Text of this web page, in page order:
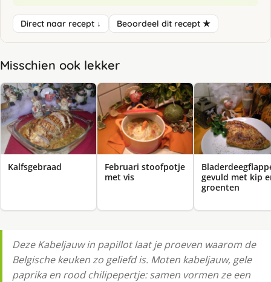
Direct naar recept ↓ Beoordeel dit recept ★
Misschien ook lekker
Kalfsgebraad
Februari stoofpotje
met vis
gevuld met kip
groenten
Deze Kabeljauw in papillot laat je proeven waarom de
Belgische keuken zo geliefd is. Moten kabeljauw, gele
paprika en rood chilipepertje: samen vormen ze een